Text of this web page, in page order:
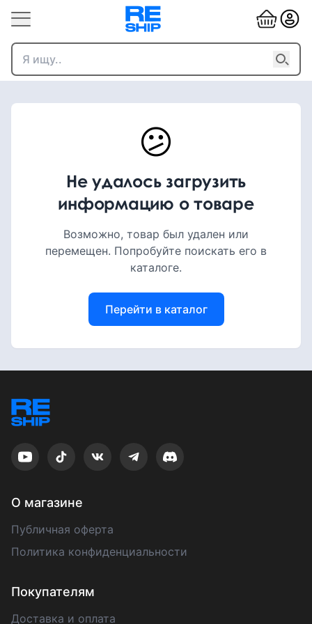
😕
Не удалось загрузить
информацию о товаре
Возможно, товар был удален или
перемещен. Попробуйте поискать его в
каталоге.
Перейти в каталог
О магазине
Публичная оферта
Политика конфиденциальности
Покупателям
Доставка и оплата